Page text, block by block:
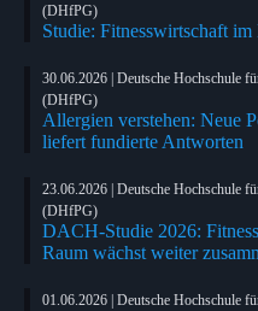
(DHfPG)
Studie: Fitnesswirtschaft
30.06.2026 | Deutsche Hochschule
(DHfPG)
Allergien verstehen: Neue
liefert fundierte Antworten
23.06.2026 | Deutsche Hochschule
(DHfPG)
DACH-Studie 2026:
Raum wächst weiter
01.06.2026 | Deutsche Hochschule